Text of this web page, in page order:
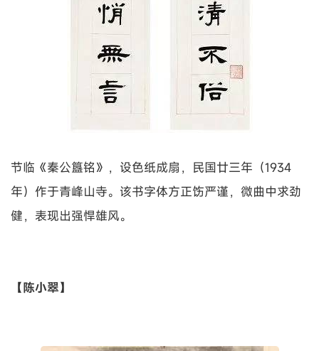
节临《秦公簋铭》，设色纸成扇，民国廿三年（1934
年）作于青峰山寺。该书字体方正饬严谨，微曲中求劲
健，表现出强悍雄风。
【陈小翠】